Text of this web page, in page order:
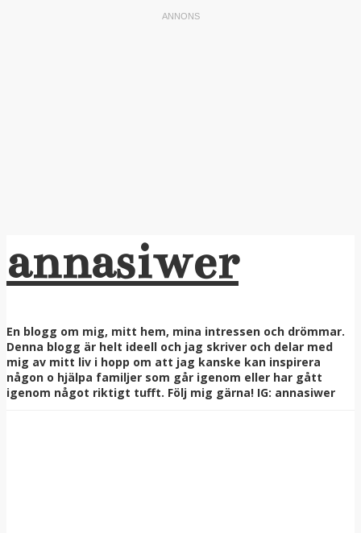
annasiwer
En blogg om mig, mitt hem, mina intressen och drömmar.
Denna blogg är helt ideell och jag skriver och delar med
mig av mitt liv i hopp om att jag kanske kan inspirera
någon o hjälpa familjer som går igenom eller har gått
igenom något riktigt tufft. Följ mig gärna! IG: annasiwer